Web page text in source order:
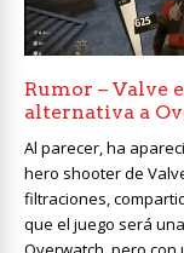
Rumor – Valve
alternativa a
Al parecer, ha
hero shooter de
filtraciones,
que el juego será